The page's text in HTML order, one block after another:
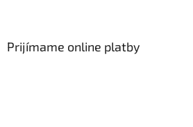
Prijímame online platby